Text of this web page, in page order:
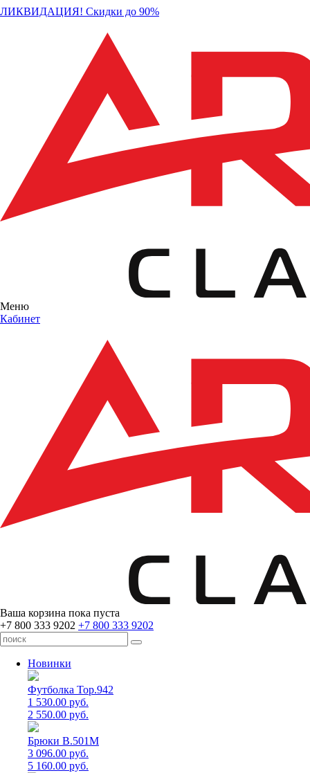
ЛИКВИДАЦИЯ! Скидки до 90%
Меню
Кабинет
Ваша корзина пока пуста
+7 800 333 9202 +7 800 333 9202
Новинки
Футболка Top.942
1 530.00 руб.
2 550.00 руб.
Брюки B.501M
3 096.00 руб.
5 160.00 руб.